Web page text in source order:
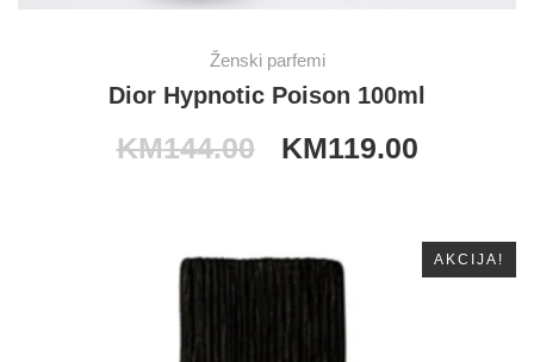
Ženski parfemi
Dior Hypnotic Poison 100ml
KM144.00 KM119.00
AKCIJA!